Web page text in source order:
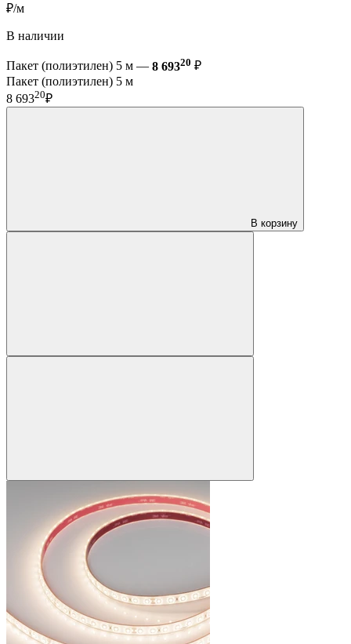
₽/м
В наличии
Пакет (полиэтилен) 5 м — 8 69320 ₽
Пакет (полиэтилен) 5 м
8 69320₽
В корзину